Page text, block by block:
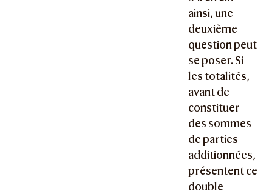
ainsi, une
deuxième
question peut
se poser. Si
les totalités,
avant de
constituer
des sommes
de parties
additionnées,
présentent ce
double